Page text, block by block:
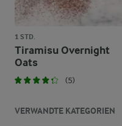
1 STD.
Tiramisu Overnight
Oats
(5)
VERWANDTE KATEGORIEN